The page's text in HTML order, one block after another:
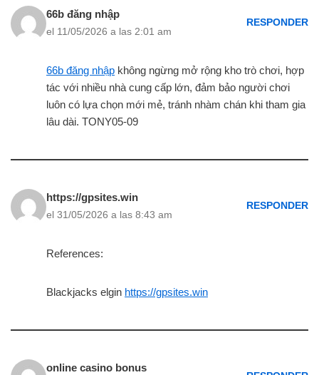
66b đăng nhập
el 11/05/2026 a las 2:01 am
RESPONDER
66b đăng nhập không ngừng mở rộng kho trò chơi, hợp
tác với nhiều nhà cung cấp lớn, đảm bảo người chơi
luôn có lựa chọn mới mẻ, tránh nhàm chán khi tham gia
lâu dài. TONY05-09
https://gpsites.win
el 31/05/2026 a las 8:43 am
RESPONDER
References:
Blackjacks elgin https://gpsites.win
online casino bonus